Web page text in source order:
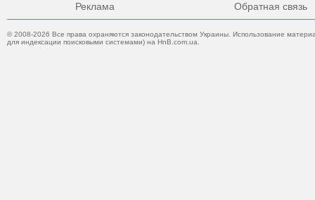
Реклама Обратная связь
© 2008-2026 Все права охраняются законодательством Украины. Использование
для индексации поисковыми системами) на HnB.com.ua.